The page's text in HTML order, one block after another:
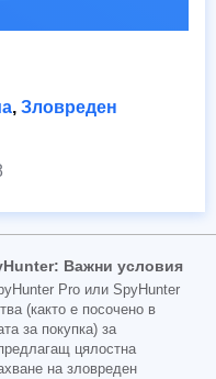
, Зловреден
Важни условия
Pro или SpyHunter
(както е посочено в
за покупка) за
цялостна
на зловреден